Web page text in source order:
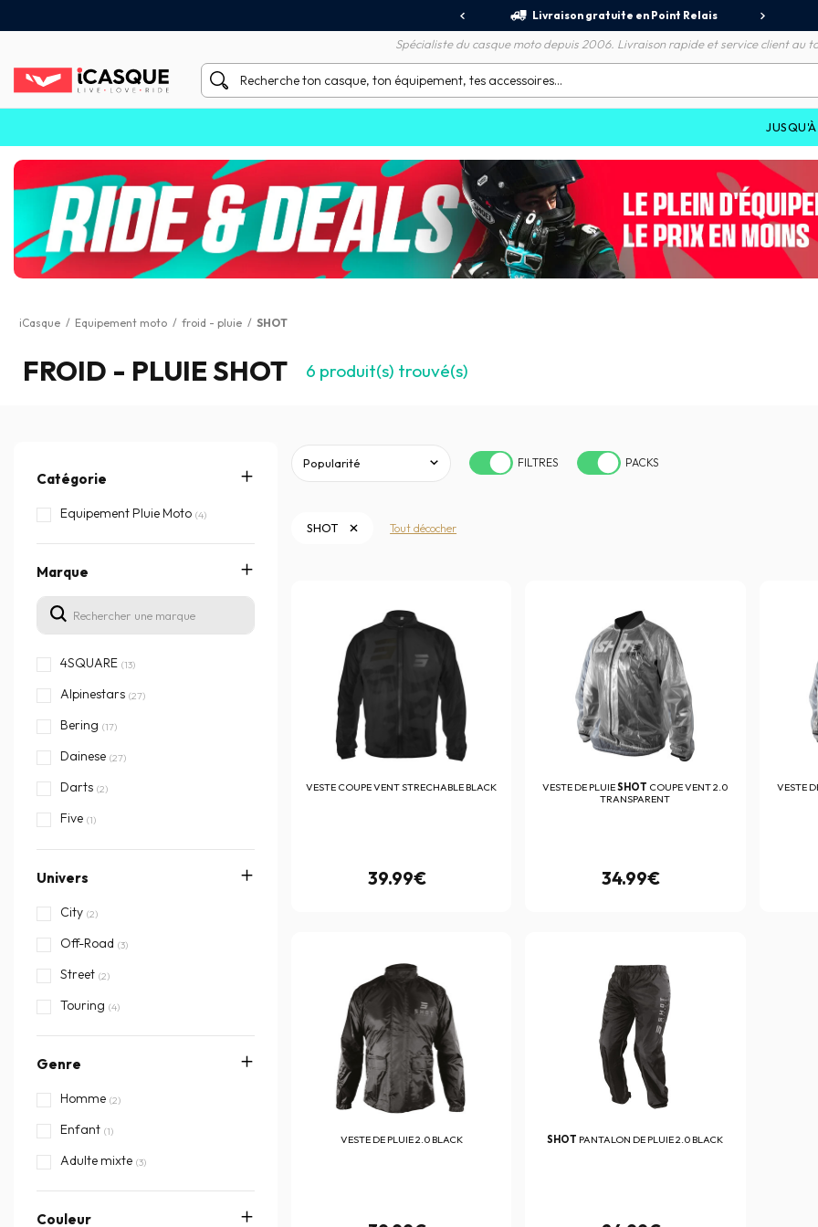
Livraison gratuite en Point Relais
Spécialiste du casque moto depuis 2006. Livraison rapide et service client au
JUSQU'À-70%
iCasque / Equipement moto / froid - pluie / SHOT
FROID - PLUIE SHOT 6 produit(s) trouvé(s)
Catégorie
Equipement Pluie Moto (4)
Marque
4SQUARE (13)
Alpinestars (27)
Bering (17)
Dainese (27)
Darts (2)
Five (1)
Furygan (8)
HARISSON
Ixon (49)
Knox (3)
REV'IT (30)
Segura (3)
Shad (2)
SHOT
UBIKE (4)
Von Dutch
Zanheadgear (19)
Univers
City (2)
Off-Road (3)
Street (2)
Touring (4)
Genre
Homme (2)
Enfant (1)
Adulte mixte (3)
Couleur
FILTRES PACKS
SHOT Tout décocher
VESTE COUPE VENT STRECHABLE BLACK
39.99€
VESTE DE PLUIESHOT COUPE VENT 2.0
TRANSPARENT
34.99€
VESTE
VESTE DE PLUIE 2.0 BLACK SHOT PANTALON DE PLUIE 2.0 BLACK